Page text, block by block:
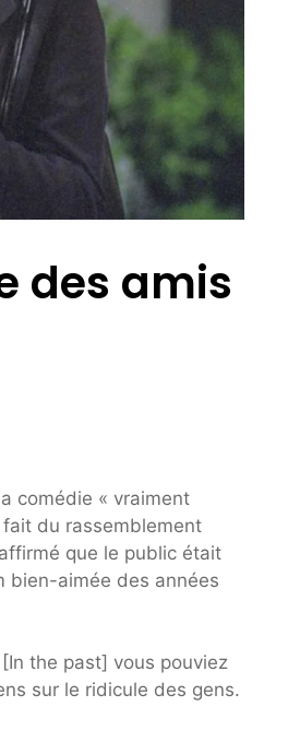
des amis
comédie « vraiment
du rassemblement
que le public était
bien-aimée des années
the past] vous pouviez
sur le ridicule des gens.